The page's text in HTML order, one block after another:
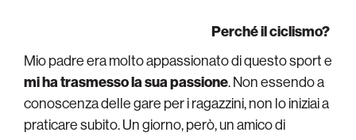
Perché il ciclismo?
Mio padre era molto appassionato di questo sport e
mi ha trasmesso la sua passione. Non essendo a
conoscenza delle gare per i ragazzini, non lo iniziai a
praticare subito. Un giorno, però, un amico di